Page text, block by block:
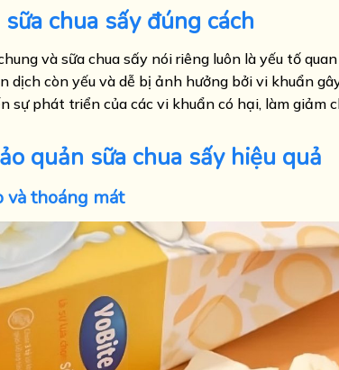
chua sấy đúng cách
và sữa chua sấy nói riêng luôn là yếu tố
dịch còn yếu và dễ bị ảnh hưởng bởi vi khuẩn
sự phát triển của các vi khuẩn có hại, làm
quản sữa chua sấy hiệu quả
và thoáng mát